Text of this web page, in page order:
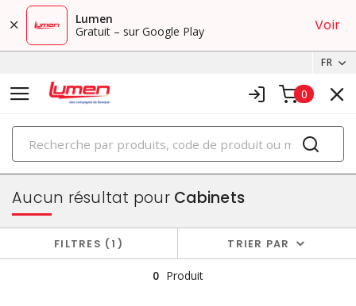
Lumen
Gratuit – sur Google Play
Voir
FR
0
PRODUITS
boîtiers et cabinets
Aucun résultat pourCabinets
FILTRES 1 TRIER PAR
0 Produit